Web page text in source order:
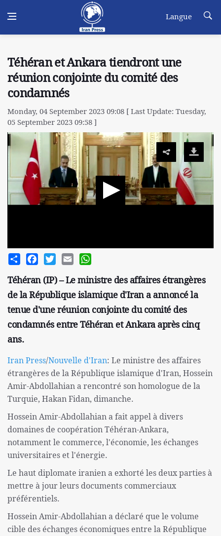
Langue
Téhéran et Ankara tiendront une
réunion conjointe du comité des
condamnés
Monday, 04 September 2023 09:08 [ Last Update: Tuesday,
05 September 2023 09:58 ]
Share FacebookTwitterEmail
Téhéran (IP) – Le ministre des affaires étrangères
de la République islamique d'Iran a annoncé la
tenue d'une réunion conjointe du comité des
condamnés entre Téhéran et Ankara après cinq
ans.
Iran Press/Nouvelle d'Iran: Le ministre des affaires
étrangères de la République islamique d'Iran, Hossein
Amir-Abdollahian a rencontré son homologue de la
Turquie, Hakan Fidan, dimanche.
Hossein Amir-Abdollahian a fait appel à divers
domaines de coopération Téhéran-Ankara,
notamment le commerce, l'économie, les échanges
universitaires et l'énergie.
Le haut diplomate iranien a exhorté les deux parties à
mettre à jour leurs documents commerciaux
préférentiels.
Hossein Amir-Abdollahian a déclaré que le volume
cible des échanges économiques entre la République